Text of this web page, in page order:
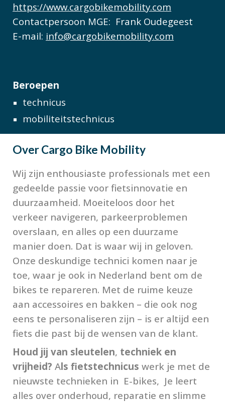
https://www.cargobikemobility.com
Contactpersoon MGE: Frank Oudegeest
E-mail: info@cargobikemobility.com
Beroepen
technicus
mobiliteitstechnicus
OverCargo Bike Mobility
Wij zijn enthousiaste professionals met een
gedeelde passie voor fietsinnovatie en
duurzaamheid. Moeiteloos door het
verkeer navigeren, parkeerproblemen
overslaan, en alles op een duurzame
manier doen. Dat is waar wij in geloven.
Onze deskundige technici komen naar je
toe, waar je ook in Nederland bent om de
bikes te repareren. Met de ruime keuze
aan accessoires en bakken – die ook nog
eens te personaliseren zijn – is er altijd een
fiets die past bij de wensen van de klant.
Houd jij van sleutelen, techniek en
vrijheid? Als fietstechnicus werk je met de
nieuwste technieken in E-bikes, Je leert
alles over onderhoud, reparatie en slimme